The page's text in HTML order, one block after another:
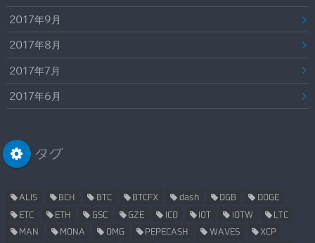
2017年9月
2017年8月
2017年7月
2017年6月
タグ
ALIS BCH BTC BTCFX dash DGB DOGE
ETC ETH GSC GZE ICO IOT IOTW LTC
MAN MONA OMG PEPECASH WAVES XCP